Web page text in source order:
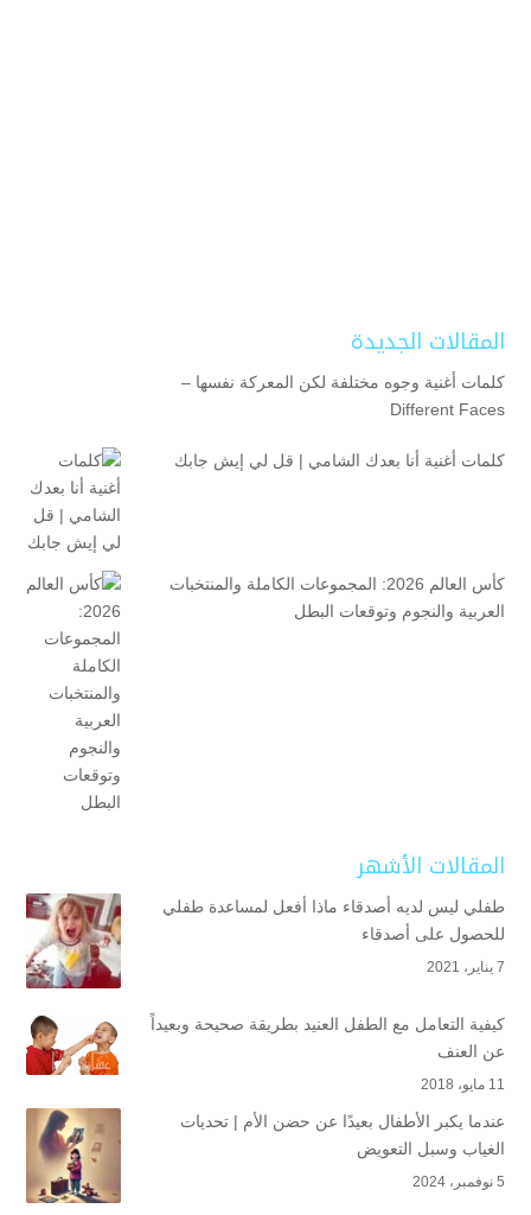
المقالات الجديدة
كلمات أغنية وجوه مختلفة لكن المعركة نفسها –
Different Faces
كلمات أغنية أنا بعدك الشامي | قل لي إيش جابك
كأس العالم 2026: المجموعات الكاملة والمنتخبات
العربية والنجوم وتوقعات البطل
المقالات الأشهر
طفلي ليس لديه أصدقاء ماذا أفعل لمساعدة طفلي
للحصول على أصدقاء
7 يناير، 2021
كيفية التعامل مع الطفل العنيد بطريقة صحيحة وبعيداً
عن العنف
11 مايو، 2018
عندما يكبر الأطفال بعيدًا عن حضن الأم | تحديات
الغياب وسبل التعويض
5 نوفمبر، 2024